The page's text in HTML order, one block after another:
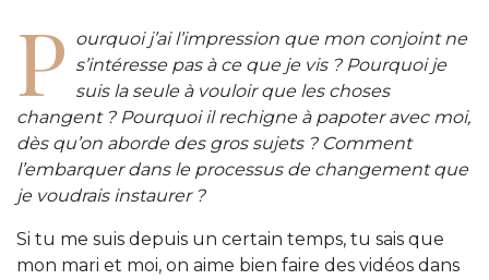
P ourquoi j’ai l’impression que mon conjoint ne
s’intéresse pas à ce que je vis ? Pourquoi je
suis la seule à vouloir que les choses
changent ? Pourquoi il rechigne à papoter avec moi,
dès qu’on aborde des gros sujets ? Comment
l’embarquer dans le processus de changement que
je voudrais instaurer ?
Si tu me suis depuis un certain temps, tu sais que
mon mari et moi, on aime bien faire des vidéos dans